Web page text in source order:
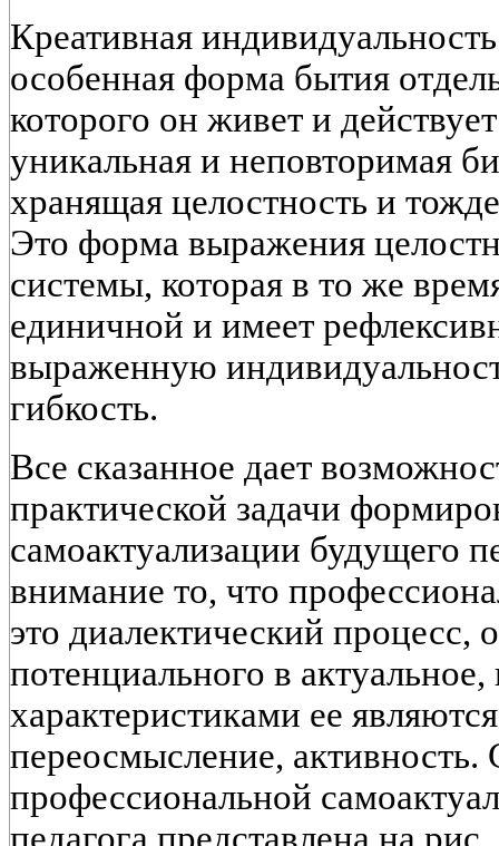
Креативная
особенная форма бытия
которого он живет и
уникальная и неповторимая
хранящая целостность и
Это форма выражения
системы, которая в то же
единичной и имеет
выраженную
гибкость.
Все сказанное дает
практической задачи
самоактуализации будущего
внимание то, что
это диалектический процесс,
потенциального в
характеристиками ее
переосмысление, активность.
профессиональной